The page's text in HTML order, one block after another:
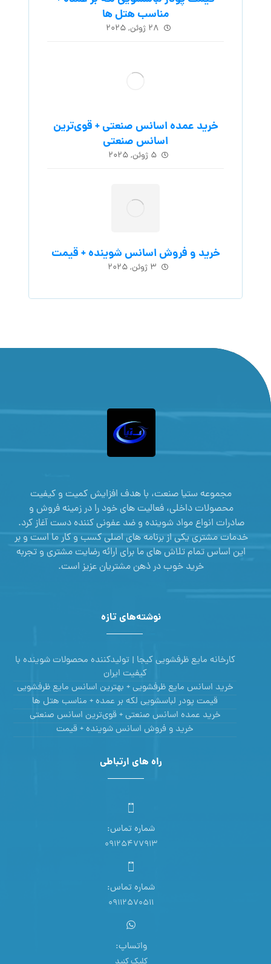
مناسب هتل ها
۲۸ ژوئن, ۲۰۲۵
خرید عمده اسانس صنعتی + قوی‌ترین
اسانس‌ صنعتی
۵ ژوئن, ۲۰۲۵
خرید و فروش اسانس شوینده + قیمت
۳ ژوئن, ۲۰۲۵
مجموعه ستیا صنعت، با هدف افزایش کمیت و کیفیت
محصولات داخلی، فعالیت های خود را در زمینه فروش و
صادرات انواع مواد شوینده و ضد عفونی کننده دست آغاز کرد.
خدمات مشتری یکی از برنامه های اصلی کسب و کار ما است و بر
این اساس تمام تلاش های ما برای ارائه رضایت مشتری و تجربه
خرید خوب در ذهن مشتریان عزیز است.
نوشته‌های تازه
کارخانه مایع ظرفشویی کیجا | تولیدکننده محصولات شوینده با
کیفیت ایران
خرید اسانس مایع ظرفشویی + بهترین اسانس مایع ظرفشویی
قیمت پودر لباسشویی لکه بر عمده + مناسب هتل ها
خرید عمده اسانس صنعتی + قوی‌ترین اسانس‌ صنعتی
خرید و فروش اسانس شوینده + قیمت
راه های ارتباطی
شماره تماس:
09125477913
شماره تماس:
09112570511
واتساپ: